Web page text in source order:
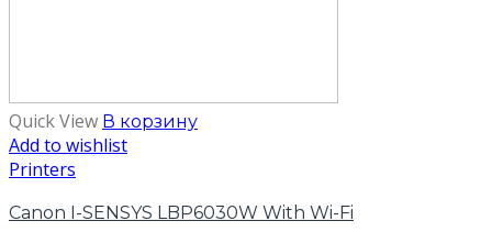
Quick View В корзину
Add to wishlist
Printers
Canon I-SENSYS LBP6030W With Wi-Fi